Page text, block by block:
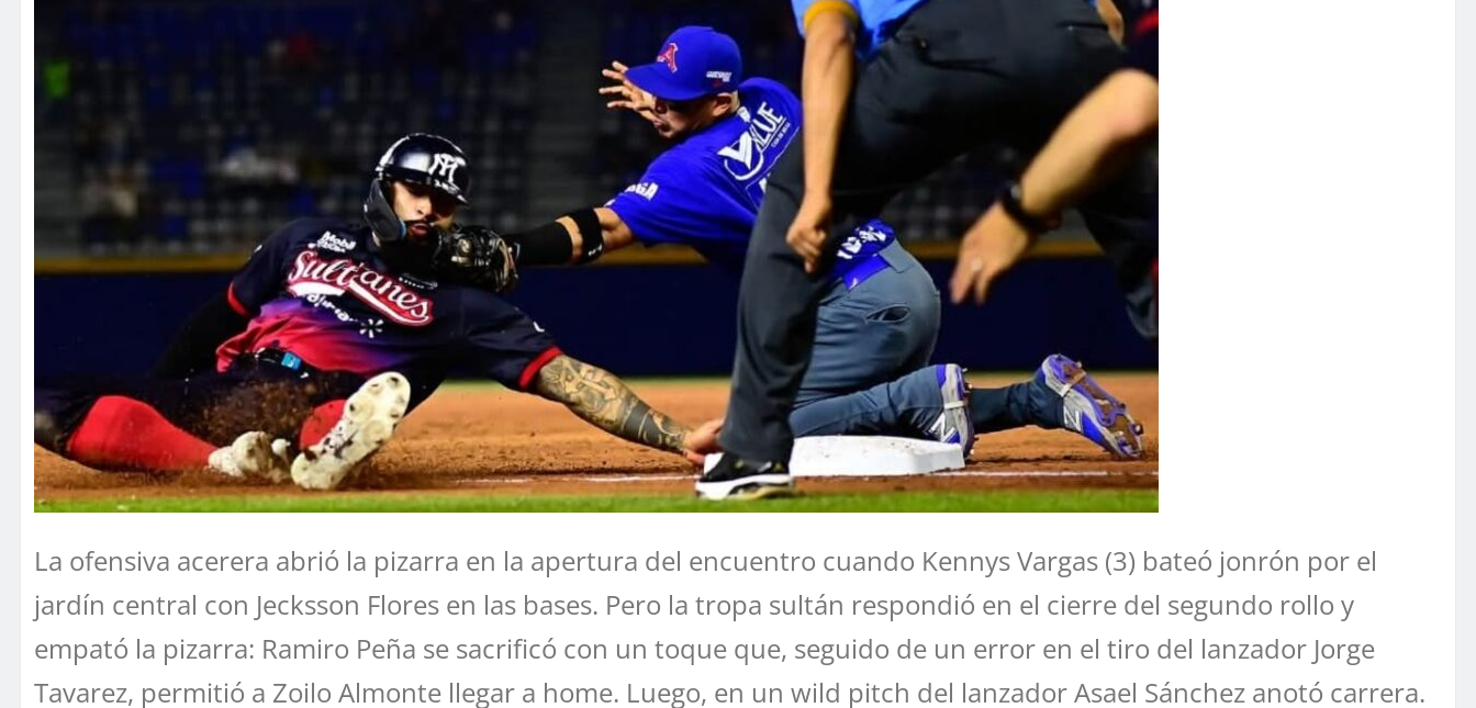
La ofensiva acerera abrió la pizarra en la apertura del encuentro cuando Kennys Vargas (3) bateó jonrón por el
jardín central con Jecksson Flores en las bases. Pero la tropa sultán respondió en el cierre del segundo rollo y
empató la pizarra: Ramiro Peña se sacrificó con un toque que, seguido de un error en el tiro del lanzador Jorge
Tavarez, permitió a Zoilo Almonte llegar a home. Luego, en un wild pitch del lanzador Asael Sánchez anotó carrera.